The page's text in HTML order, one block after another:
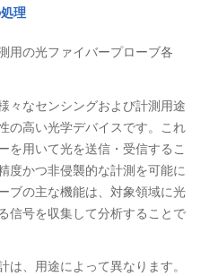
理
用の光ファイバープローブ各
々なセンシングおよび計測用途
の高い光学デバイスです。これ
を用いて光を送信・受信するこ
度かつ非侵襲的な計測を可能に
ブの主な機能は、対象領域に光
信号を収集して分析することで
、用途によって異なります。